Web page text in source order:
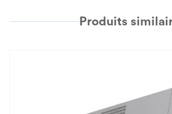
Produits